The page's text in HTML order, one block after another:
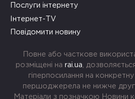
Послуги інтернету
Інтернет-TV
Повідомити новину
Повне або часткове
розміщені на rai.ua ,
гіперпосилання на
першоджерела не нижче
Матеріали з позначкою Новини